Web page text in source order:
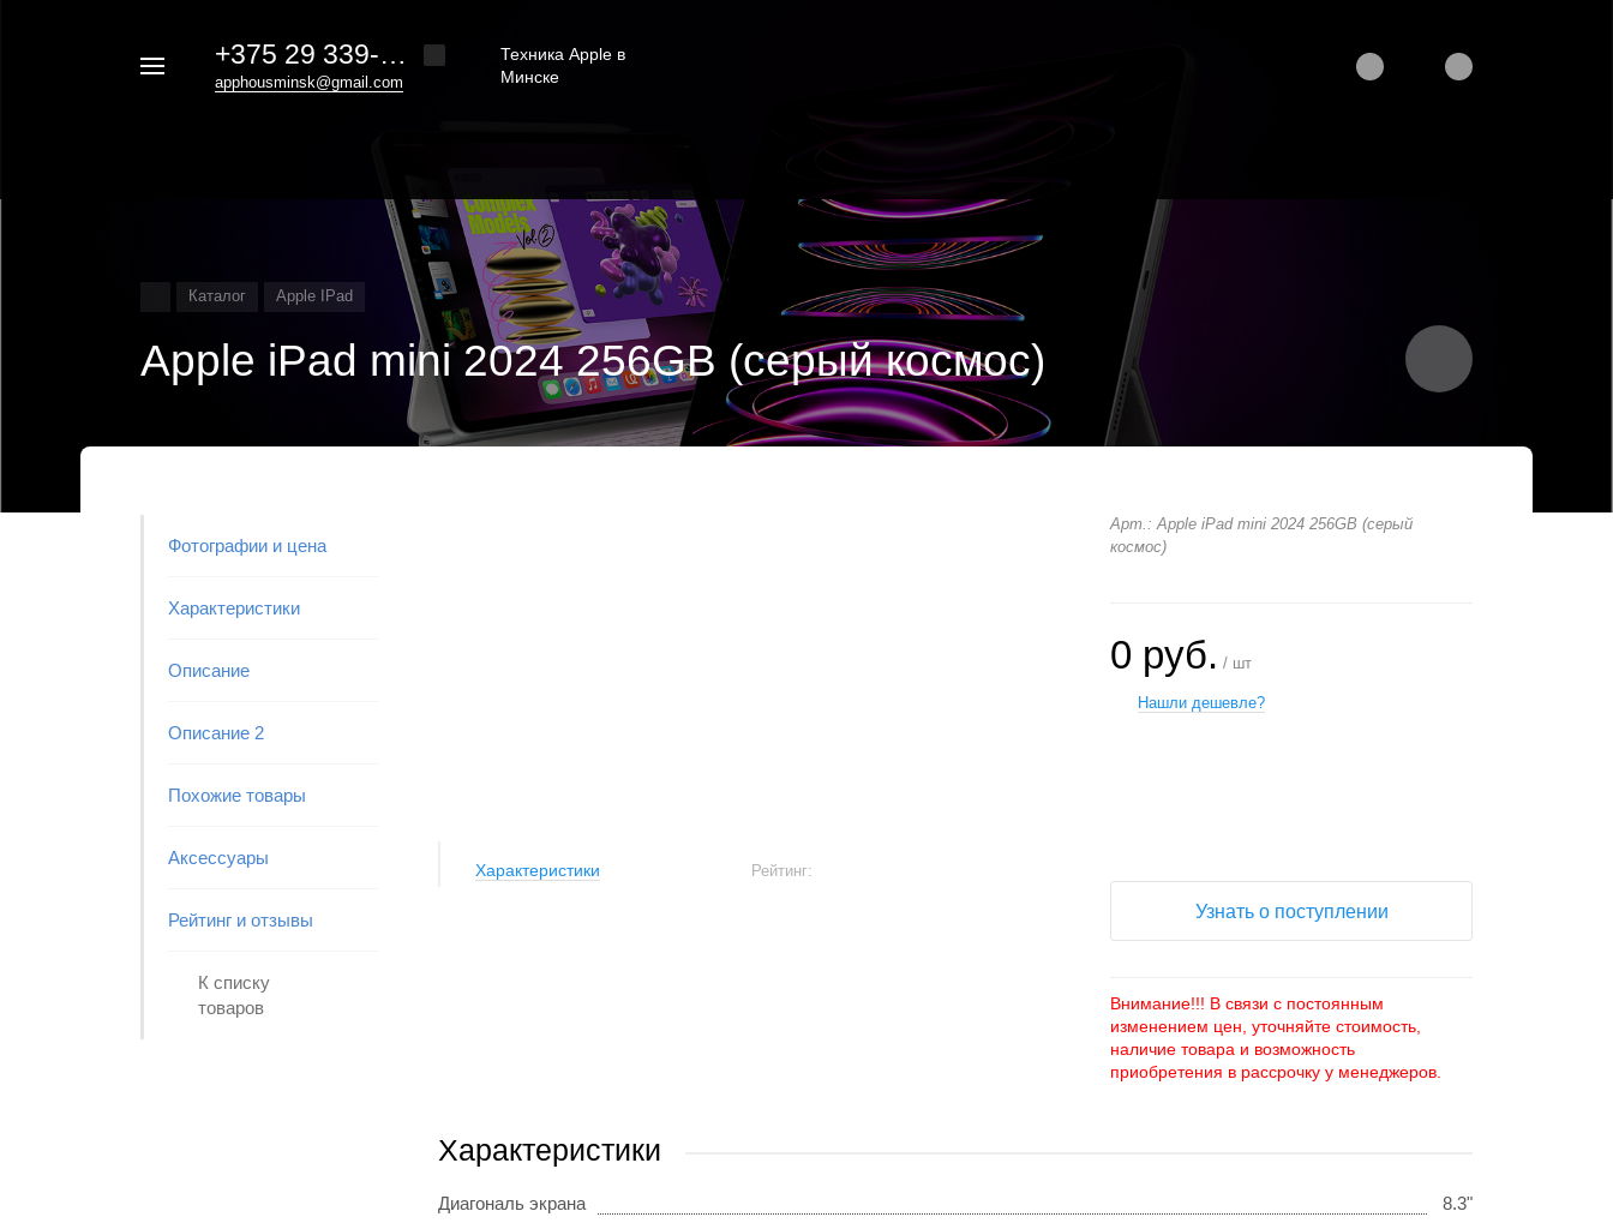
+375 29 339-20-30
apphousminsk@gmail.com
Техника Apple в
Минске
Каталог Apple IPad
Apple iPad mini 2024 256GB (серый космос)
Фотографии и цена
Характеристики
Описание
Описание 2
Похожие товары
Аксессуары
Рейтинг и отзывы
К списку
товаров
Характеристики Рейтинг:
Арт.: Apple iPad mini 2024 256GB (серый
космос)
0 руб. / шт
Нашли дешевле?
Узнать о поступлении
Внимание!!! В связи с постоянным
изменением цен, уточняйте стоимость,
наличие товара и возможность
приобретения в рассрочку у менеджеров.
Характеристики
Диагональ экрана 8.3"